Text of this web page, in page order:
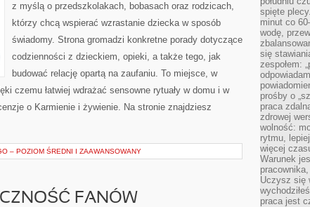
z myślą o przedszkolakach, bobasach oraz rodzicach,
którzy chcą wspierać wzrastanie dziecka w sposób
świadomy. Strona gromadzi konkretne porady dotyczące
codzienności z dzieckiem, opieki, a także tego, jak
budować relację opartą na zaufaniu. To miejsce, w
czemu łatwiej wdrażać sensowne rytuały w domu i w
o Karmienie i żywienie. Na stronie znajdziesz
– POZIOM ŚREDNI I ZAAWANSOWANY
FANÓW
spięte
minut co
wodę,
się
zespołem:
prośby o
praca
zdrowej
wolność:
rytmu,
więcej
Warunek
Uczysz się
praca jest